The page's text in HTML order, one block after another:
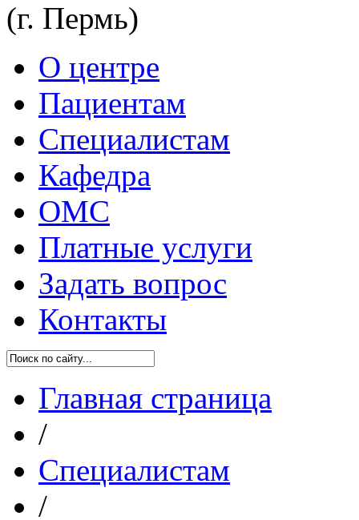
(г. Пермь)
О центре
Пациентам
Специалистам
Кафедра
ОМС
Платные услуги
Задать вопрос
Контакты
Главная страница
/
Специалистам
/